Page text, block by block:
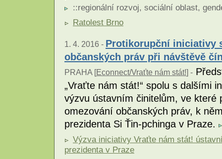
::regionální rozvoj, sociální oblast,
Ratolest Brno
1. 4. 2016 - Protikorupční iniciativy
občanských práv při návštěvě
PRAHA [Econnect/Vraťte nám stát!] -
„Vraťte nám stát!“ spolu s dalšími
výzvu ústavním činitelům, ve
omezování občanských práv, k
prezidenta Si Ťin-pchinga v Praze.
Výzva iniciativy Vraťte nám stát!
prezidenta v Praze